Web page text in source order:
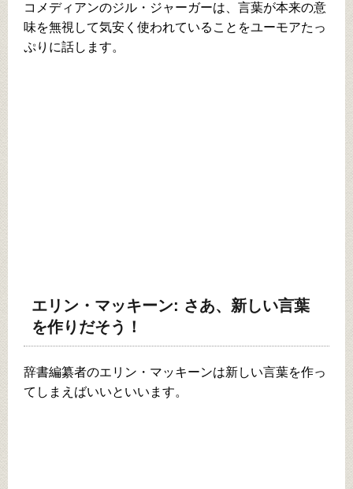
コメディアンのジル・ジャーガーは、言葉が本来の意
味を無視して気安く使われていることをユーモアたっ
ぷりに話します。
エリン・マッキーン: さあ、新しい言葉
を作りだそう！
辞書編纂者のエリン・マッキーンは新しい言葉を作っ
てしまえばいいといいます。